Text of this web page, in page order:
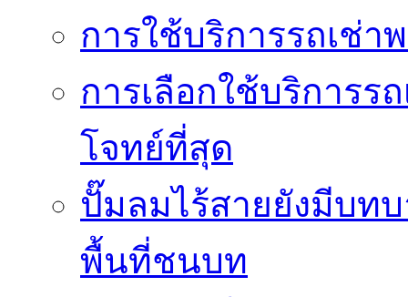
การใช้บริการรถเช่
การเลือกใช้บริการร
โจทย์ที่สุด
ปั๊มลมไร้สายยังมีบท
พื้นที่ชนบท